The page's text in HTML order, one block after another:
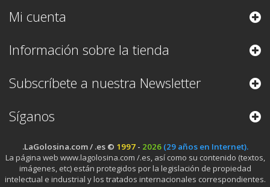
Mi cuenta
Información sobre la tienda
Subscríbete a nuestra Newsletter
Síganos
.LaGolosina.com / .es © 1997- 2026 (29 años en Internet).
La página web www.lagolosina.com /.es, así como su contenido (textos,
imágenes, etc) están protegidos por la legislación de propiedad
intelectual e industrial y los tratados internacionales correspondientes.